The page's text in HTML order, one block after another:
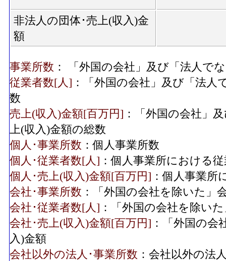
非法人の団体･売上(収入)金
額
事業所数 ： 「外国の会社」及び「法人で
従業者数[人] ：「外国の会社」及び「法
数
売上(収入)金額[百万円] ：「外国の会社」
上(収入)金額の総数
個人･事業所数 ：個人事業所数
個人･従業者数[人] ：個人事業所における
個人･売上(収入)金額[百万円] ：個人事業所
会社･事業所数 ：「外国の会社を除いた」
会社･従業者数[人] ：「外国の会社を除い
会社･売上(収入)金額[百万円] ：「外国の会
入)金額
会社以外の法人･事業所数 ：会社以外の法